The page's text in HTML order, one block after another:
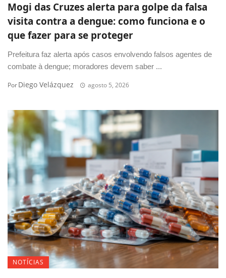
Mogi das Cruzes alerta para golpe da falsa
visita contra a dengue: como funciona e o
que fazer para se proteger
Prefeitura faz alerta após casos envolvendo falsos agentes de
combate à dengue; moradores devem saber ...
PorDiego Velázquez agosto 5, 2026
NOTÍCIAS